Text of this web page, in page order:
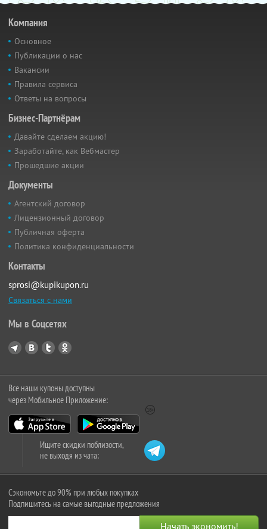
Компания
Основное
Публикации о нас
Вакансии
Правила сервиса
Ответы на вопросы
Бизнес-Партнёрам
Давайте сделаем акцию!
Заработайте, как Вебмастер
Прошедшие акции
Документы
Агентский договор
Лицензионный договор
Публичная оферта
Политика конфиденциальности
Контакты
sprosi@kupikupon.ru
Связаться с нами
Мы в Соцсетях
Все наши купоны доступны
через Мобильное Приложение:
Ищите скидки поблизости,
не выходя из чата:
Сэкономьте до 90% при любых покупках
Подпишитесь на самые выгодные предложения